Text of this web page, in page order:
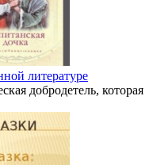
литературе
добродетель, которая